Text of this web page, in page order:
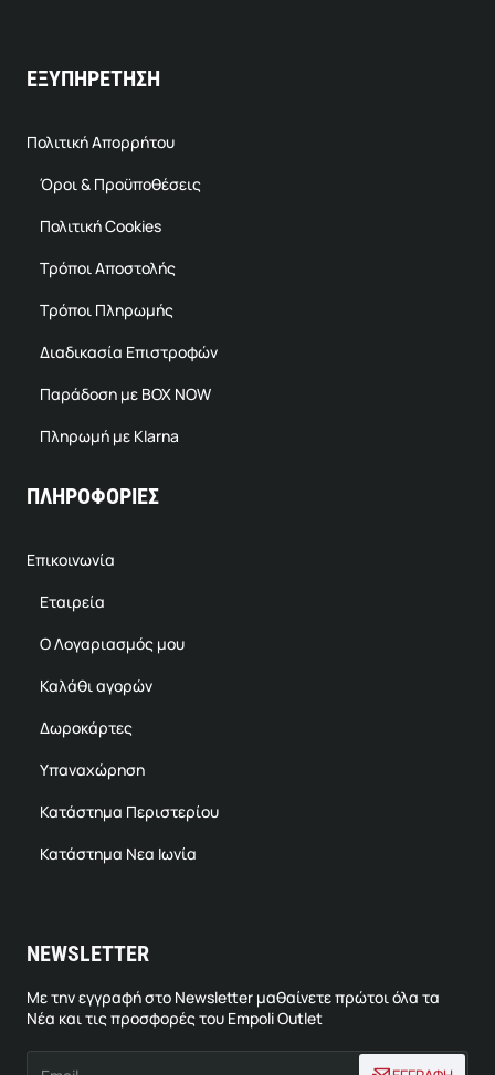
ΕΞΥΠΗΡΕΤΗΣΗ
Πολιτική Απορρήτου
Όροι & Προϋποθέσεις
Πολιτική Cookies
Τρόποι Αποστολής
Τρόποι Πληρωμής
Διαδικασία Επιστροφών
Παράδοση με BOX NOW
Πληρωμή με Klarna
ΠΛΗΡΟΦΟΡΙΕΣ
Επικοινωνία
Εταιρεία
Ο Λογαριασμός μου
Καλάθι αγορών
Δωροκάρτες
Υπαναχώρηση
Κατάστημα Περιστερίου
Κατάστημα Νεα Ιωνία
NEWSLETTER
Με την εγγραφή στο Newsletter μαθαίνετε πρώτοι όλα τα
Νέα και τις προσφορές του Empoli Outlet